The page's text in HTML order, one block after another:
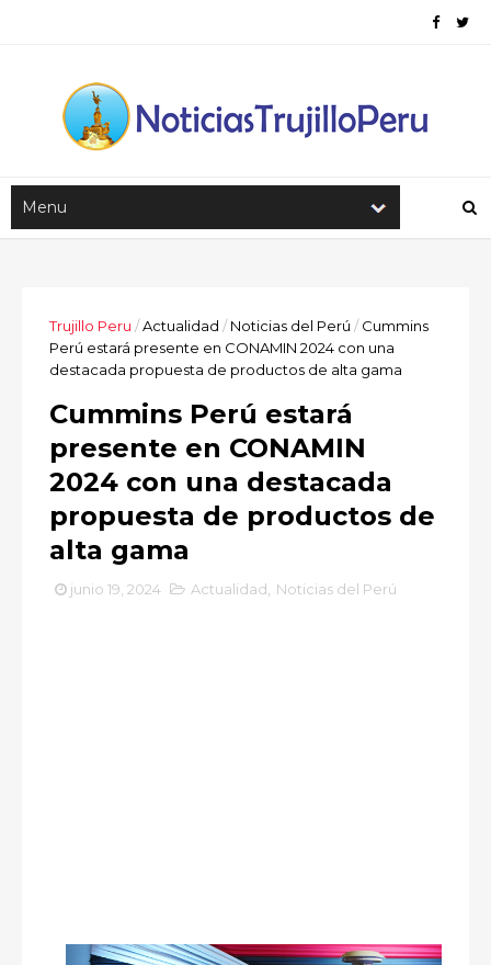
Trujillo Peru /Actualidad / Noticias del Perú / Cummins
Perú estará presente en CONAMIN 2024 con una
destacada propuesta de productos de alta gama
Cummins Perú estará
presente en CONAMIN
2024 con una destacada
propuesta de productos de
alta gama
junio 19, 2024 Actualidad Noticias del Perú